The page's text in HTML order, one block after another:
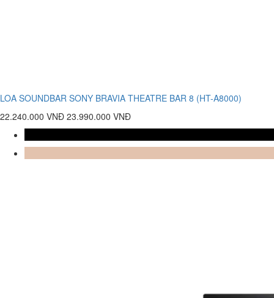
LOA SOUNDBAR SONY BRAVIA THEATRE BAR 8 (HT-A8000)
22.240.000 VNĐ 23.990.000 VNĐ